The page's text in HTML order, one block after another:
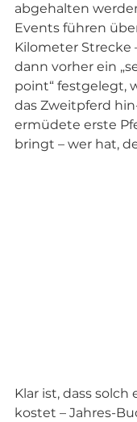
abgehalten
Events führen
Kilometer Strecke
dann vorher ein
point“ festgelegt,
das Zweitpferd
ermüdete erste
bringt – wer hat,
Klar ist, dass solch
kostet – Jahres-